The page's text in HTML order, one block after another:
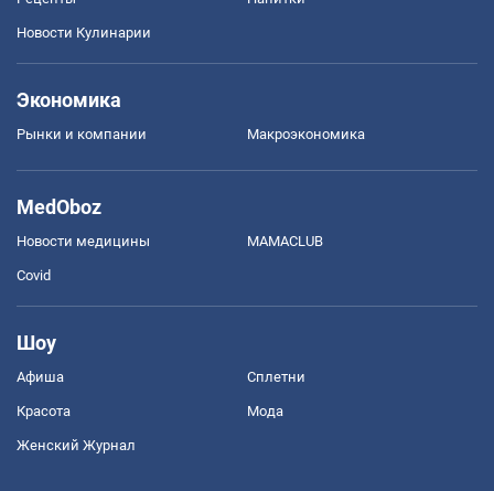
Новости Кулинарии
Экономика
Рынки и компании Mакроэкономика
MedOboz
Новости медицины MAMACLUB
Covid
Шоу
Афиша Сплетни
Красота Мода
Женский Журнал